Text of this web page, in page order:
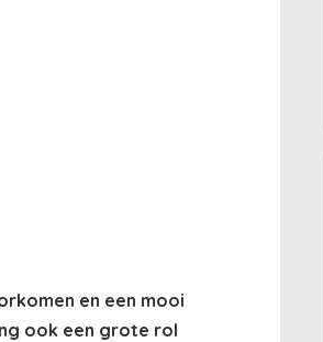
en een mooi
ook een grote rol